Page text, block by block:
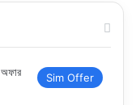
Sim Offer